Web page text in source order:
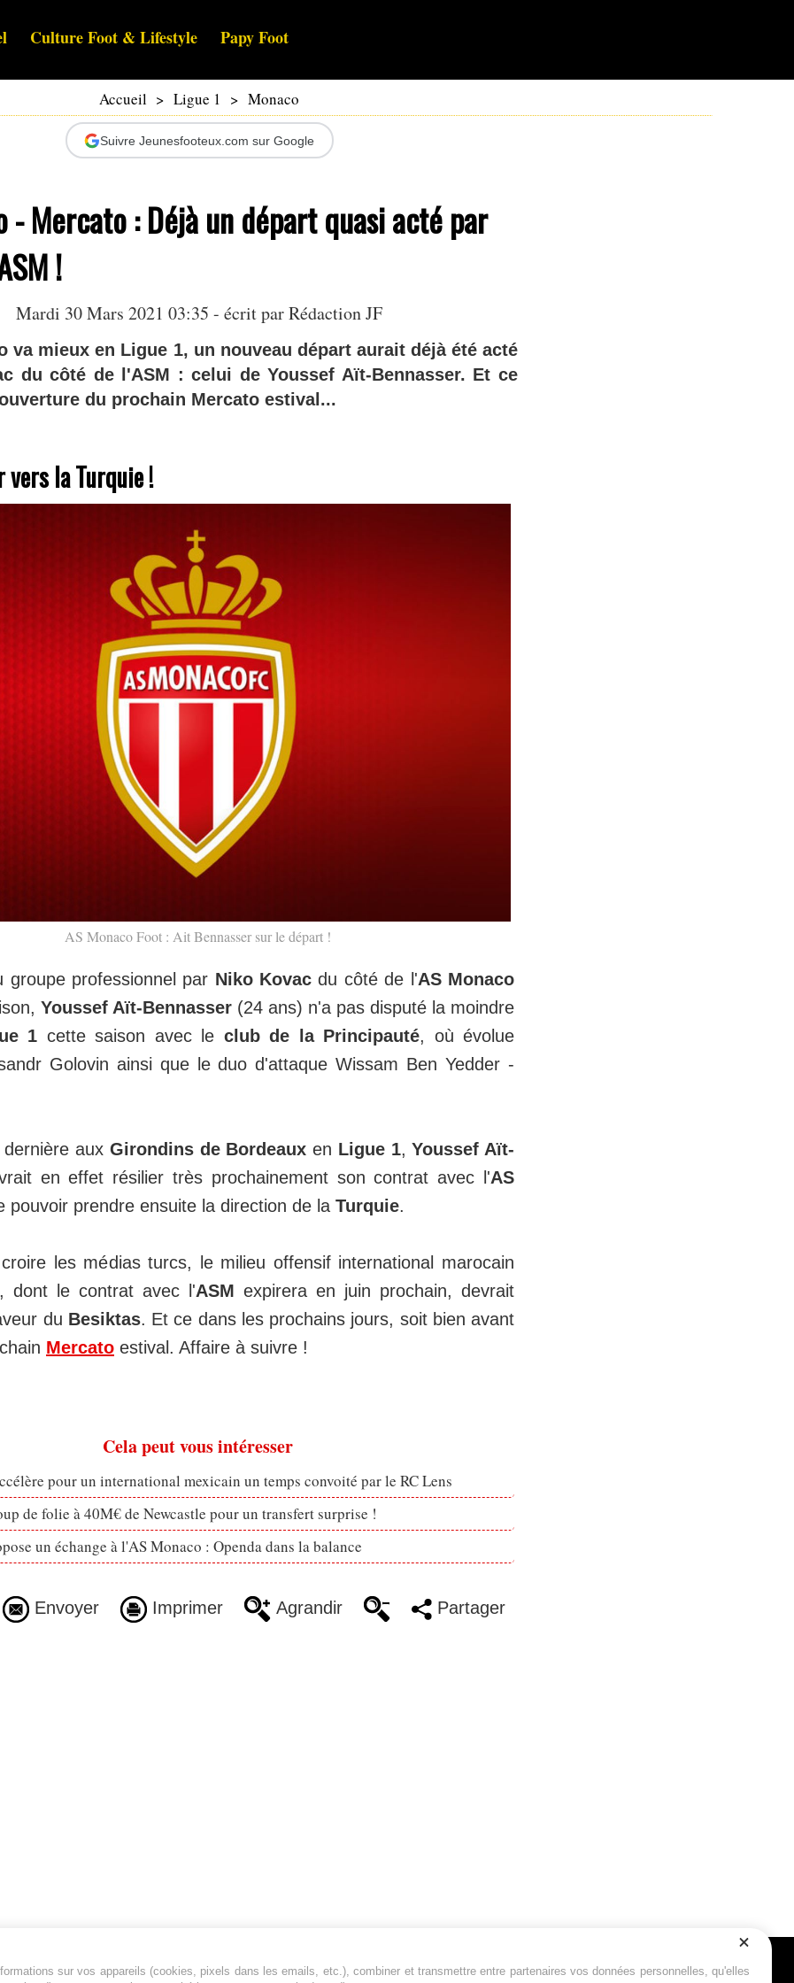
Culture Foot & Lifestyle Papy Foot
Accueil > Ligue 1 > Monaco
Suivre Jeunesfooteux.com sur Google
- Mercato : Déjà un départ quasi acté par
!
Mardi 30 Mars 2021 03:35 - écrit par Rédaction JF
va mieux en Ligue 1, un nouveau départ aurait déjà été acté
du côté de l'ASM : celui de Youssef Aït-Bennasser. Et ce
du prochain Mercato estival...
vers la Turquie !
AS Monaco Foot : Ait Bennasser sur le départ !
groupe professionnel par Niko Kovac du côté de l'AS Monaco
Youssef Aït-Bennasser (24 ans) n'a pas disputé la moindre
1 cette saison avec le club de la Principauté, où évolue
Golovin ainsi que le duo d'attaque Wissam Ben Yedder -
aux Girondins de Bordeaux en Ligue 1,Youssef Aït-
en effet résilier très prochainement son contrat avec l'AS
pouvoir prendre ensuite la direction de la Turquie.
les médias turcs, le milieu offensif international marocain
dont le contrat avec l'ASM expirera en juin prochain, devrait
du Besiktas. Et ce dans les prochains jours, soit bien avant
Mercato estival. Affaire à suivre !
Cela peut vous intéresser
pour un international mexicain un temps convoité par le RC Lens
de folie à 40M€ de Newcastle pour un transfert surprise !
un échange à l'AS Monaco : Openda dans la balance
Envoyer Imprimer Agrandir Partager
sur vos appareils (cookies, pixels dans les emails, etc.), combiner et transmettre entre partenaires vos données personnelles, qu'elles